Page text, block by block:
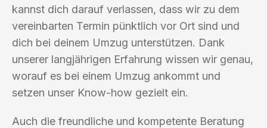
kannst dich darauf verlassen, dass wir zu dem
vereinbarten Termin pünktlich vor Ort sind und
dich bei deinem Umzug unterstützen. Dank
unserer langjährigen Erfahrung wissen wir genau,
worauf es bei einem Umzug ankommt und
setzen unser Know-how gezielt ein.
Auch die freundliche und kompetente Beratung